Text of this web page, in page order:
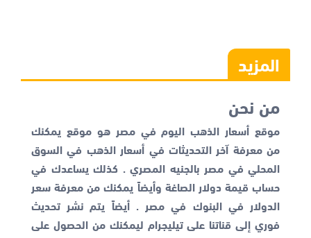
المزيد
من نحن
موقع أسعار الذهب اليوم في مصر هو موقع يمكنك
من معرفة آخر التحديثات في أسعار الذهب في السوق
المحلي في مصر بالجنيه المصري . كذلك يساعدك في
حساب قيمة دولار الصاغة وأيضاً يمكنك من معرفة سعر
الدولار في البنوك في مصر . أيضاً يتم نشر تحديث
فوري إلى قناتنا على تيليجرام ليمكنك من الحصول على